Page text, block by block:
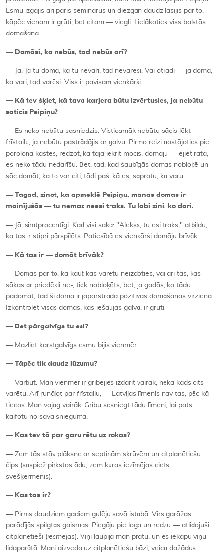
Esmu izgājis arī pāris seminārus un diezgan daudz lasījis par to,
kāpēc vienam ir grūti, bet citam — viegli. Lielākoties viss balstās
domāšanā.
— Domāsi, ka nebūs, tad nebūs arī?
— Jā. Ja tu domā, ka tu nevari, tad nevarēsi. Vai otrādi — ja domā,
ka vari, tad varēsi. Viss ir pavisam vienkārši.
— Kā tev šķiet, kā tava karjera būtu izvērtusies, ja nebūtu
saticis Peipiņu?
— Es neko nebūtu sasniedzis. Visticamāk nebūtu sācis lēkt
frīstailu, ja nebūtu pastrādājis ar galvu. Pirmo reizi nostājoties pie
porolona kastes, redzot, kā tajā iekrīt mocis, domāju — ejiet ratā,
es neko tādu nedarīšu. Bet, tad, kad šaubīgās domas nobloķē un
sāc domāt, ka to var citi, tādi paši kā es, saprotu, ka varu.
— Tagad, zinot, ka apmeklē Peipiņu, manas domas ir
mainījušās — tu nemaz neesi traks. Tu labi zini, ko dari.
— Jā, simtprocentīgi. Kad visi saka: "Alekss, tu esi traks," atbildu,
ka tas ir stipri pārspīlēts. Patiesībā es vienkārši domāju brīvāk.
— Kā tas ir — domāt brīvāk?
— Domas par to, ka kaut kas varētu neizdoties, vai arī tas, kas
sākas ar priedēkli ne-, tiek nobloķēts, bet, ja gadās, ko tādu
padomāt, tad šī doma ir jāpārstrādā pozitīvās domāšanas virzienā.
Izkontrolēt visas domas, kas iešaujas galvā, ir grūti.
— Bet pārgalvīgs tu esi?
— Mazliet karstgalvīgs esmu bijis vienmēr.
— Tāpēc tik daudz lūzumu?
— Varbūt. Man vienmēr ir gribējies izdarīt vairāk, nekā kāds cits
varētu. Arī runājot par frīstailu, — Latvijas līmenis nav tas, pēc kā
tiecos. Man vajag vairāk. Gribu sasniegt tādu līmeni, lai pats
kaifotu no sava snieguma.
— Kas tev tā par garu rētu uz rokas?
— Zem tās stāv plāksne ar septiņām skrūvēm un citplanētiešu
čips (saspiež pirkstos ādu, zem kuras iezīmējas ciets
svešķermenis).
— Kas tas ir?
— Pirms daudziem gadiem gulēju savā istabā. Virs garāžas
parādījās spilgtas gaismas. Piegāju pie loga un redzu — atlidojuši
citplanētieši (iesmejas). Viņi laupīja man prātu, un es iekāpu viņu
lidaparātā. Mani aizveda uz citplanētiešu bāzi, veica dažādus